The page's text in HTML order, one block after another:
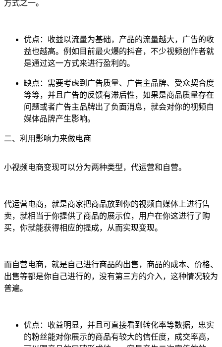
方式之一。
优点：收益以流量为基础，产品的流量越大，广告的收
益也越高。例如目前最火爆的抖音，不少视频创作者就
是通过这一方式来进行盈利的。
缺点：需要考虑到广告质量、广告主品牌、受众契合度
等等，并且广告的反馈有滞后性，如果是商品质量存在
问题或者广告主品牌出了负面消息，就会对你的视频自
媒体品牌产生影响。
二、利用影响力来做电商
小视频电商变现可以分为两种类型，代运营和自营。
代运营电商，就是商家把商品放到你的视频自媒体上进行售
卖，就相当于你提供了商品的展示位，用户在你这进行了购
买，你就能获得相应的提成，从而实现变现。
而自营电商，就是自己进行商品的出售，商品的成本、价格、
出售等都是你自己进行的，没有第三方的介入，这种情况较为
普遍。
优点：收益明显，并且可直接看到转化率等数据，忠实
的粉丝能对你展示的商品有较大的信任度，成交率高，